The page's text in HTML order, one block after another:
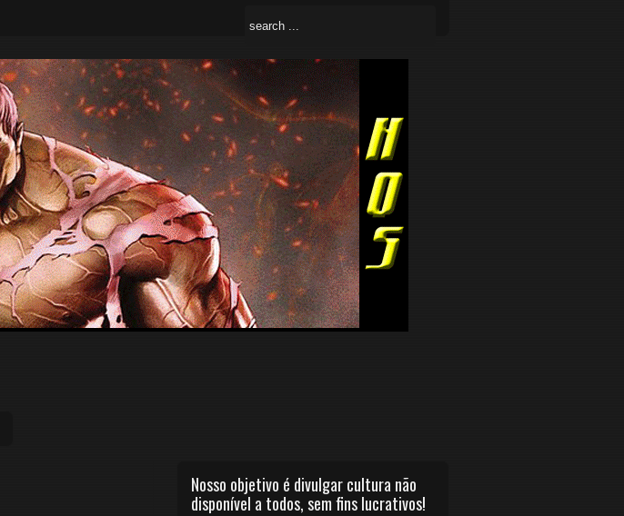
Nosso objetivo é divulgar cultura não
disponível a todos, sem fins lucrativos!